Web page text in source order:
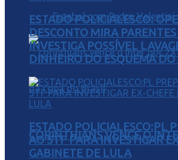
Futebol com Pedro Valentini
CORINTHIANS VENCE O
ESTADO POLICIALESCO:
DESCONTO MIRA
INVESTIGA POSSÍVEL
DINHEIRO DO ESQUEMA DO
ESTADO POLICIALESCO:PL
AO STF PARA INVESTIGAR
GABINETE DE LULA